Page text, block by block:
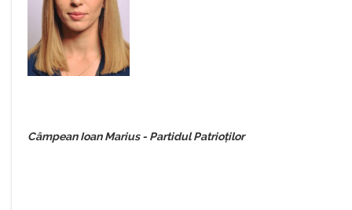
Câmpean Ioan Marius - Partidul Patrioților